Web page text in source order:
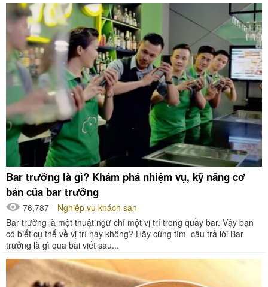
Bar trưởng là gì? Khám phá nhiệm vụ, kỹ năng cơ
bản của bar trưởng
76,787
Nghiệp vụ khách sạn
Bar trưởng là một thuật ngữ chỉ một vị trí trong quầy bar. Vậy bạn
có biết cụ thể về vị trí này không? Hãy cùng tìm câu trả lời Bar
trưởng là gì qua bài viết sau...